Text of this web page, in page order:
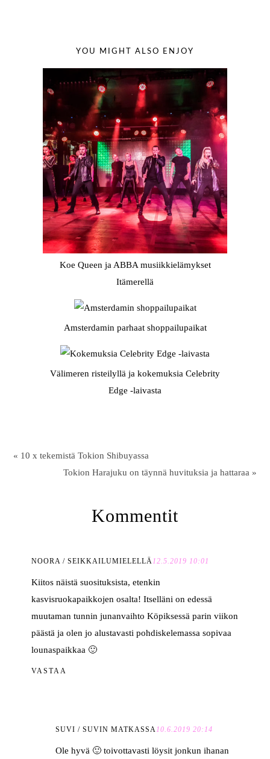
YOU MIGHT ALSO ENJOY
Koe Queen ja ABBA musiikkielämykset
Itämerellä
Amsterdamin parhaat shoppailupaikat
Välimeren risteilyllä ja kokemuksia Celebrity
Edge -laivasta
« 10 x tekemistä Tokion Shibuyassa
Tokion Harajuku on täynnä huvituksia ja hattaraa »
Kommentit
NOORA / SEIKKAILUMIELELLÄ12.5.2019 10:01
Kiitos näistä suosituksista, etenkin
kasvisruokapaikkojen osalta! Itselläni on edessä
muutaman tunnin junanvaihto Köpiksessä parin viikon
päästä ja olen jo alustavasti pohdiskelemassa sopivaa
lounaspaikkaa 🙂
VASTAA
SUVI / SUVIN MATKASSA10.6.2019 20:14
Ole hyvä 🙂 toivottavasti löysit jonkun ihanan